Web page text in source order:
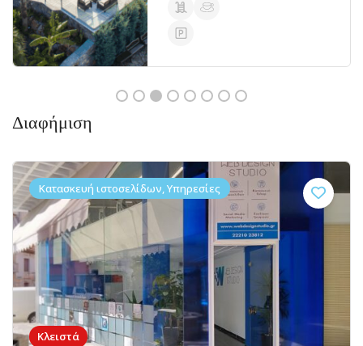
Διαφήμιση
Κλειστά
Κατασκευή ιστοσελίδων, Υπηρεσίες